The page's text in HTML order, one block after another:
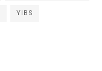
YIBS